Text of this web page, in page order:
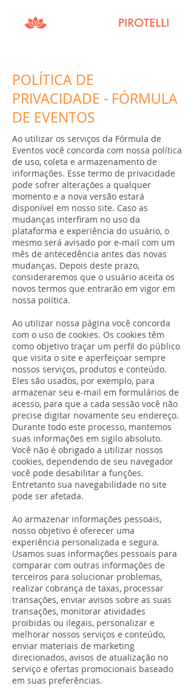
POLÍTICA DE
PRIVACIDADE - FÓRMULA
DE EVENTOS
Ao utilizar os serviços da Fórmula de
Eventos você concorda com nossa política
de uso, coleta e armazenamento de
informações. Esse termo de privacidade
pode sofrer alterações a qualquer
momento e a nova versão estará
disponível em nosso site. Caso as
mudanças interfiram no uso da
plataforma e experiência do usuário, o
mesmo será avisado por e-mail com um
mês de antecedência antes das novas
mudanças. Depois deste prazo,
consideraremos que o usuário aceita os
novos termos que entrarão em vigor em
nossa política.
Ao utilizar nossa página você concorda
com o uso de cookies. Os cookies têm
como objetivo traçar um perfil do público
que visita o site e aperfeiçoar sempre
nossos serviços, produtos e conteúdo.
Eles são usados, por exemplo, para
armazenar seu e-mail em formulários de
acesso, para que a cada sessão você não
precise digitar novamente seu endereço.
Durante todo este processo, mantemos
suas informações em sigilo absoluto.
Você não é obrigado a utilizar nossos
cookies, dependendo de seu navegador
você pode desabilitar a funções.
Entretanto sua navegabilidade no site
pode ser afetada.
Ao armazenar informações pessoais,
nosso objetivo é oferecer uma
experiência personalizada e segura.
Usamos suas informações pessoais para
comparar com outras informações de
terceiros para solucionar problemas,
realizar cobrança de taxas, processar
transações, enviar avisos sobre as suas
transações, monitorar atividades
proibidas ou ilegais, personalizar e
melhorar nossos serviços e conteúdo,
enviar materiais de marketing
direcionados, avisos de atualização no
serviço e ofertas promocionais baseado
em suas preferências.